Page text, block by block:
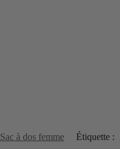
Sac à dos femme Étiquette :